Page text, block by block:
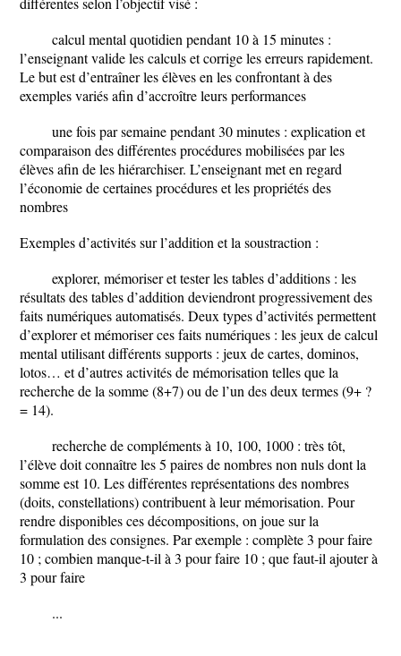
calcul mental quotidien pendant 10 à 15 minutes :
l’enseignant valide les calculs et corrige les erreurs rapidement.
Le but est d’entraîner les élèves en les confrontant à des
exemples variés afin d’accroître leurs performances
une fois par semaine pendant 30 minutes : explication et
comparaison des différentes procédures mobilisées par les
élèves afin de les hiérarchiser. L’enseignant met en regard
l’économie de certaines procédures et les propriétés des
nombres
Exemples d’activités sur l’addition et la soustraction :
explorer, mémoriser et tester les tables d’additions : les
résultats des tables d’addition deviendront progressivement des
faits numériques automatisés. Deux types d’activités permettent
d’explorer et mémoriser ces faits numériques : les jeux de calcul
mental utilisant différents supports : jeux de cartes, dominos,
lotos… et d’autres activités de mémorisation telles que la
recherche de la somme (8+7) ou de l’un des deux termes (9+ ?
= 14).
recherche de compléments à 10, 100, 1000 : très tôt,
l’élève doit connaître les 5 paires de nombres non nuls dont la
somme est 10. Les différentes représentations des nombres
(doits, constellations) contribuent à leur mémorisation. Pour
rendre disponibles ces décompositions, on joue sur la
formulation des consignes. Par exemple : complète 3 pour faire
10 ; combien manque-t-il à 3 pour faire 10 ; que faut-il ajouter à
3 pour faire
...